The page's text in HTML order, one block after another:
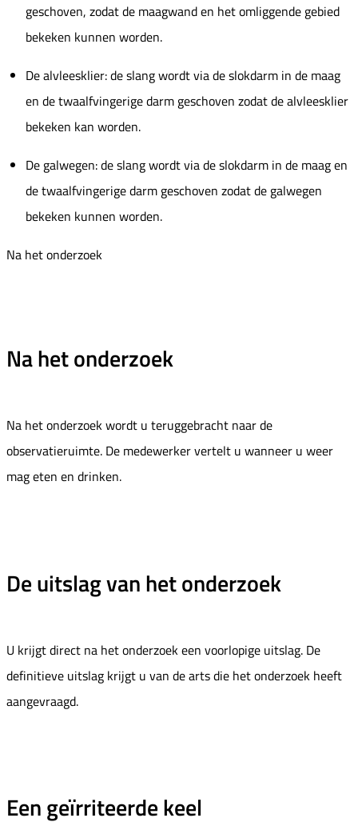
geschoven, zodat de maagwand en het omliggende gebied
bekeken kunnen worden.
De alvleesklier: de slang wordt via de slokdarm in de maag
en de twaalfvingerige darm geschoven zodat de alvleesklier
bekeken kan worden.
De galwegen: de slang wordt via de slokdarm in de maag en
de twaalfvingerige darm geschoven zodat de galwegen
bekeken kunnen worden.
Na het onderzoek
Na het onderzoek
Na het onderzoek wordt u teruggebracht naar de
observatieruimte. De medewerker vertelt u wanneer u weer
mag eten en drinken.
De uitslag van het onderzoek
U krijgt direct na het onderzoek een voorlopige uitslag. De
definitieve uitslag krijgt u van de arts die het onderzoek heeft
aangevraagd.
Een geïrriteerde keel